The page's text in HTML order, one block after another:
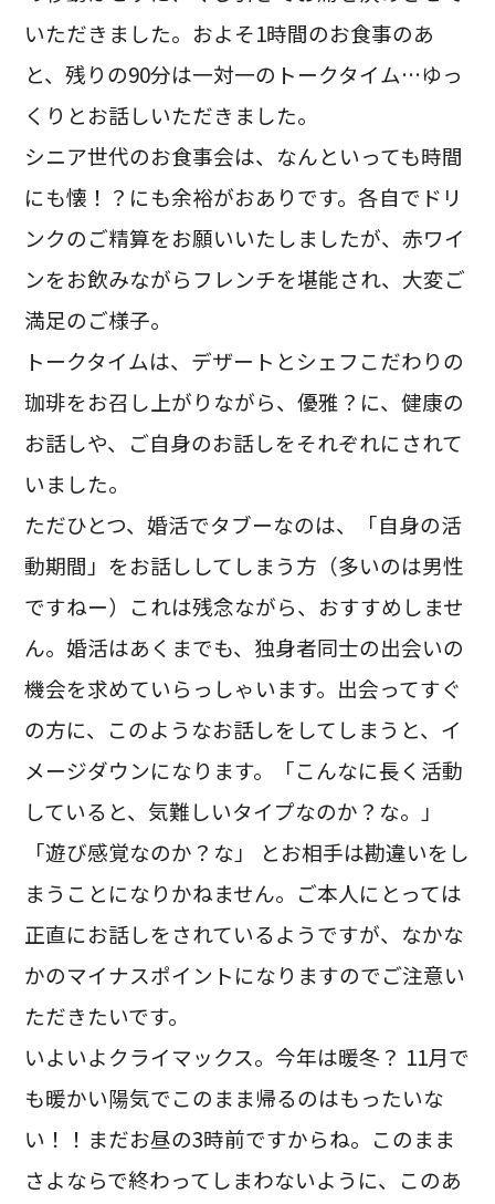
いただきました。およそ1時間のお食事のあ
と、残りの90分は一対一のトークタイム…ゆっ
くりとお話しいただきました。
シニア世代のお食事会は、なんといっても時間
にも懐！？にも余裕がおありです。各自でドリ
ンクのご精算をお願いいたしましたが、赤ワイ
ンをお飲みながらフレンチを堪能され、大変ご
満足のご様子。
トークタイムは、デザートとシェフこだわりの
珈琲をお召し上がりながら、優雅？に、健康の
お話しや、ご自身のお話しをそれぞれにされて
いました。
ただひとつ、婚活でタブーなのは、「自身の活
動期間」をお話ししてしまう方（多いのは男性
ですねー）これは残念ながら、おすすめしませ
ん。婚活はあくまでも、独身者同士の出会いの
機会を求めていらっしゃいます。出会ってすぐ
の方に、このようなお話しをしてしまうと、イ
メージダウンになります。「こんなに長く活動
していると、気難しいタイプなのか？な。」
「遊び感覚なのか？な」 とお相手は勘違いをし
まうことになりかねません。ご本人にとっては
正直にお話しをされているようですが、なかな
かのマイナスポイントになりますのでご注意い
ただきたいです。
いよいよクライマックス。今年は暖冬？ 11月で
も暖かい陽気でこのまま帰るのはもったいな
い！！まだお昼の3時前ですからね。このまま
さよならで終わってしまわないように、このあ